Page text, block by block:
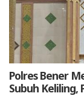
Polres Bener
Subuh